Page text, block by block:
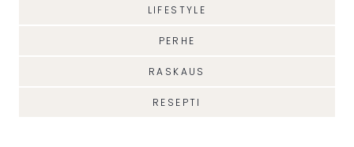
LIFESTYLE
PERHE
RASKAUS
RESEPTI